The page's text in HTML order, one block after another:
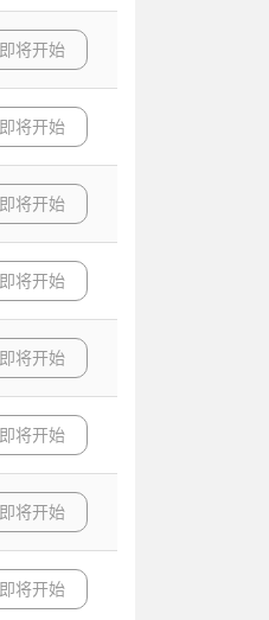
即将开始
即将开始
即将开始
即将开始
即将开始
即将开始
即将开始
即将开始